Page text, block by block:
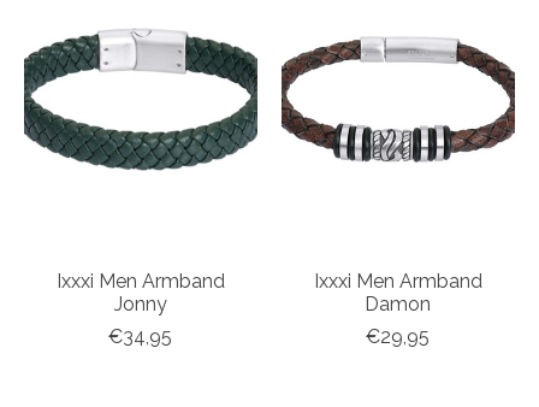
Ixxxi Men Armband
Jonny
€34,95
Ixxxi Men Armband
Damon
€29,95